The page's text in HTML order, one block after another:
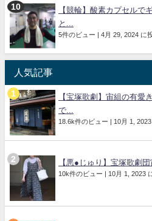
【競輪】酸素カプセルで
と...
5件のビュー | 4月 29, 2024 に
人気記事
【宝塚歌劇】宙組の有愛
で...
18.6k件のビュー | 10月 1,
【悪●じゅり】宝塚歌劇
10k件のビュー | 10月 1, 2023